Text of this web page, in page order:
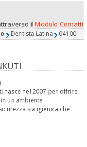
ilModulo Contatti
Dentista Latina 04100
nasce nel 2007 per offrire
un ambiente
sia igienica che